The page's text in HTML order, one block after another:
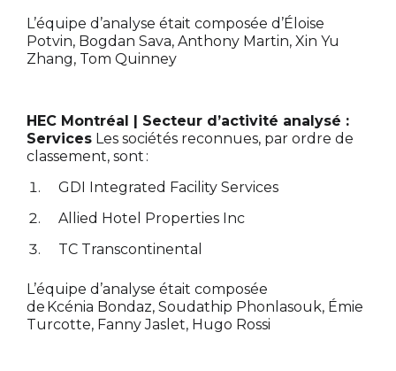
L’équipe d’analyse était composée d’Éloise
Potvin, Bogdan Sava, Anthony Martin, Xin Yu
Zhang, Tom Quinney
HEC Montréal | Secteur d’activité analysé :
Services Les sociétés reconnues, par ordre de
classement, sont :
GDI Integrated Facility Services
Allied Hotel Properties Inc
TC Transcontinental
L’équipe d’analyse était composée
de Kcénia Bondaz, Soudathip Phonlasouk, Émie
Turcotte, Fanny Jaslet, Hugo Rossi